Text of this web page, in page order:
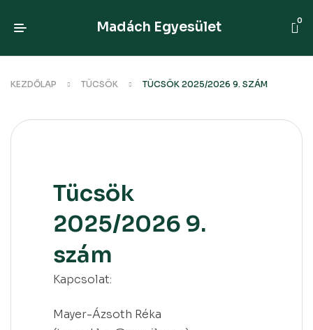
Madách Egyesület 0
KEZDŐLAP TÜCSÖK TÜCSÖK 2025/2026 9. SZÁM
Tücsök
2025/2026 9.
szám
Kapcsolat:
Mayer-Ázsoth Réka